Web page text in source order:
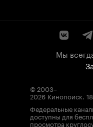
Мы
© 2003–
2026 Кинопоиск.
Федеральные
доступны для
просмотра